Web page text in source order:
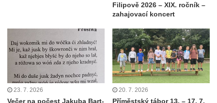
Filipově 2026 – XIX. ročník –
zahajovací koncert
23. 7. 2026
Večer na počest Jakuba Bart-
20. 7. 2026
Příměstský tábor 13. – 17. 7.